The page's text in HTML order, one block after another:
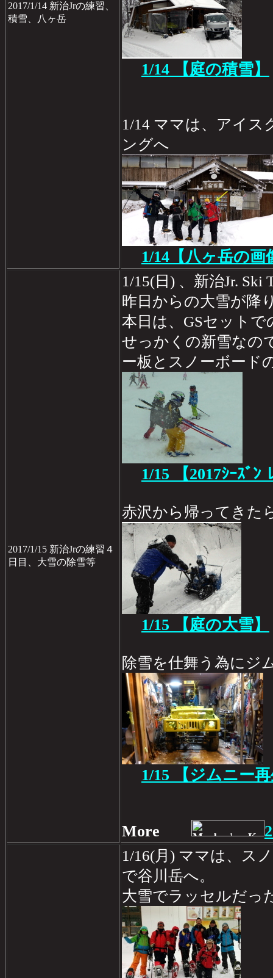
2017/1/14 新治Jrの練習、
積雪、八ヶ岳
1/14 【庭の積雪】
1/14 ママは、アイス
ングへ
1/14 【八ヶ岳の画
2017/1/15 新治Jrの練習４
日目、大雪の除雪等
1/15(日) 、新治Jr. Ski
昨日からの大雪が降
本日は、GSセット
せっかくの新雪なの
ー板とスノーボード
1/15 【2017ｼｰｽﾞﾝ
赤沢から帰ってきた
1/15 【庭の大雪】
除雪を仕舞う為にジ
1/15 【ジムニー
More
1/16(月) ママは、ス
で谷川岳へ。
大雪でラッセルだっ